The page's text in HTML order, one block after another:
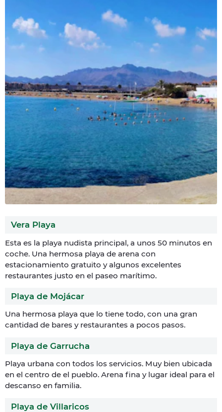
Vera Playa
Esta es la playa nudista principal, a unos 50 minutos en
coche. Una hermosa playa de arena con
estacionamiento gratuito y algunos excelentes
restaurantes justo en el paseo marítimo.
Playa de Mojácar
Una hermosa playa que lo tiene todo, con una gran
cantidad de bares y restaurantes a pocos pasos.
Playa de Garrucha
Playa urbana con todos los servicios. Muy bien ubicada
en el centro de el pueblo. Arena fina y lugar ideal para el
descanso en familia.
Playa de Villaricos